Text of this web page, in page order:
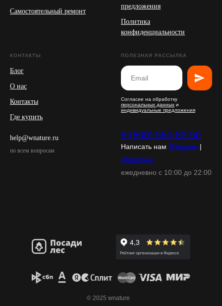
Самостоятельный ремонт
предложения
Политика
конфиденциальности
КОНТАКТЫ
Блог
О нас
Контакты
Где купить
help@wnature.ru
по всем вопросам
ПОЛЕЗНАЯ РАССЫЛКА
Согласие на обработку
персональных данных и
индивидуальные предложения
8 (800) 550-83-50
Написать нам Telegram |
WhatsApp
ежедневно с 10:00 до 22:00
© 2025 wnature